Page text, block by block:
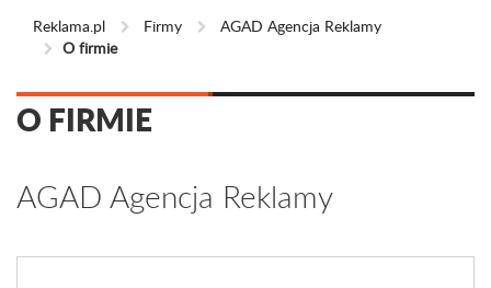
Reklama.pl Firmy
AGAD Agencja Reklamy
O firmie
O FIRMIE
AGAD Agencja Reklamy